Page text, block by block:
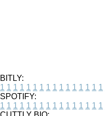
BITLY:
1 1 1 1 1 1 1 1 1 1 1 1 1 1 1 1
SPOTIFY:
1 1 1 1 1 1 1 1 1 1 1 1 1 1 1 1